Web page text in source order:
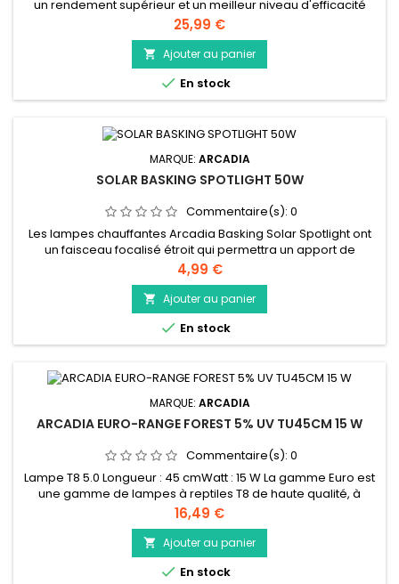
un rendement supérieur et un meilleur niveau d'efficacité
énergétique que les anciennes lampes T8 à sortie standard.
La lampe Arcadia D3 Reptile HO-T5 génère 6 % d'UVB et 30 %
d'UV-A en utilisant la dernière technologie de tube
fluorescent. La lampe Arcadia Reptile D3 6% UV-B Reptile
fournit une...
Prix
25,99 €
 Ajouter au panier
 En stock
MARQUE: ARCADIA
SOLAR BASKING SPOTLIGHT 50W
Commentaire(s): 0
Les lampes chauffantes Arcadia Basking Solar Spotlight ont
un faisceau focalisé étroit qui permettra un apport de
chaleur intense. Ceci est essentiel pour les espèces qui se
prélassent dans le désert et pour celles qui vivent dans des
enclos plus hauts. La lampe a une couleur chaude invitante et
utilise des raccords E27 standard. Conçues pour fournir une...
Prix
4,99 €
 Ajouter au panier
 En stock
MARQUE: ARCADIA
ARCADIA EURO-RANGE FOREST 5% UV TU45CM 15 W
Commentaire(s): 0
Lampe T8 5.0 Longueur : 45 cmWatt : 15 W La gamme Euro est
une gamme de lampes à reptiles T8 de haute qualité, à
longue durée de vie et à haut rendement qui représente un
parfait rapport qualité prix. Fabriqué en Allemagne selon les
normes les plus strictes pour une longue durée de vie et un
éclairage auquel vous pouvez faire confiance.
Caractéristiques...
Prix
16,49 €
 Ajouter au panier
 En stock